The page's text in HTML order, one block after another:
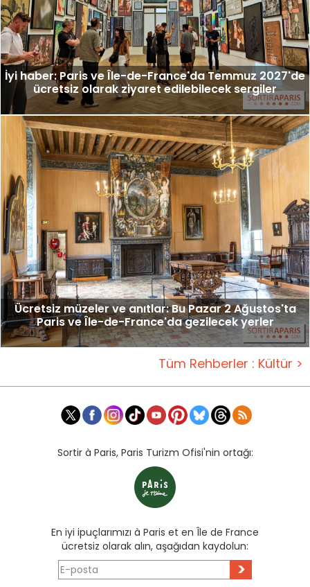
İyi haber: Paris ve Île-de-France'da Temmuz 2027'de
ücretsiz olarak ziyaret edilebilecek sergiler
Ücretsiz müzeler ve anıtlar: Bu Pazar 2 Ağustos'ta
Paris ve Île-de-France'da gezilecek yerler
Tüm Rehberler : Kültür >
Sortir à Paris, Paris Turizm Ofisi'nin ortağı:
En iyi ipuçlarımızı à Paris et en Île de France
ücretsiz olarak alın, aşağıdan kaydolun:
>